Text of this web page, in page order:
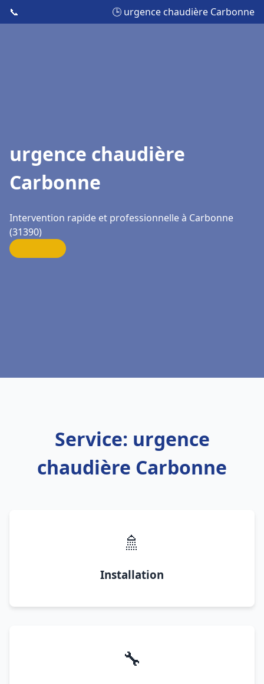
📞 🕒 urgence chaudière Carbonne
urgence chaudière
Carbonne
Intervention rapide et professionnelle à Carbonne
(31390)
Service: urgence
chaudière Carbonne
🚿
Installation
🔧